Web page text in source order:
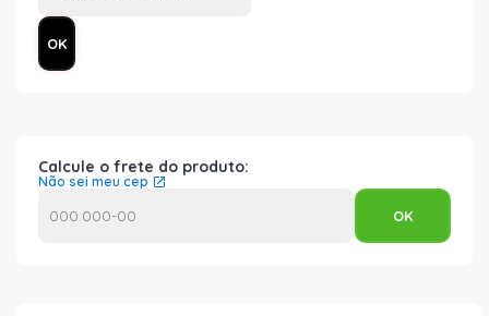
Calcule o frete do produto:
Não sei meu cep